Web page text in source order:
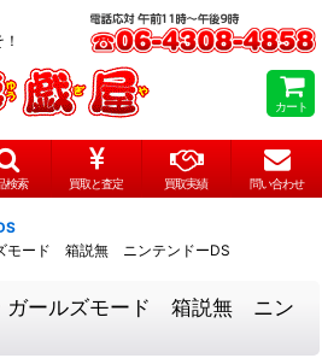
カート
検索 買取と査定 買取実績 問い合わせ
モード 箱説無 ニンテンドーDS
ガールズモード 箱説無 ニン